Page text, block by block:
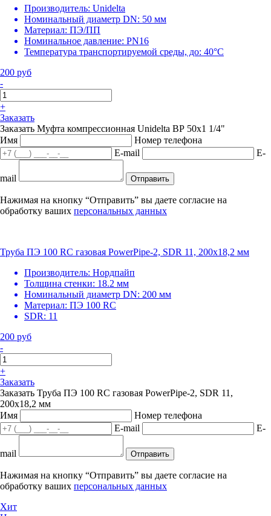
Производитель: Unidelta
Номинальный диаметр DN: 50 мм
Материал: ПЭ/ПП
Номинальное давление: PN16
Температура транспортируемой среды, до: 40°С
200 руб
-
+
Заказать
Заказать Муфта компрессионная Unidelta ВР 50х1 1/4"
Имя
Номер телефона
E-mail
E-
mail Отправить
Нажимая на кнопку “Отправить” вы даете согласие на
обработку ваших персональных данных
Труба ПЭ 100 RC газовая PowerPipe-2, SDR 11, 200х18,2 мм
Производитель: Нордпайп
Толщина стенки: 18.2 мм
Номинальный диаметр DN: 200 мм
Материал: ПЭ 100 RC
SDR: 11
200 руб
-
+
Заказать
Заказать Труба ПЭ 100 RC газовая PowerPipe-2, SDR 11,
200х18,2 мм
Имя
Номер телефона
E-mail
E-
mail Отправить
Нажимая на кнопку “Отправить” вы даете согласие на
обработку ваших персональных данных
Хит